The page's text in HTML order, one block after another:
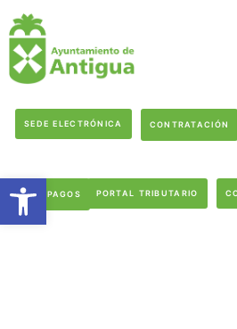
SEDE ELECTRÓNICA CONTRATACIÓN
PAGOS PORTAL TRIBUTARIO
Abrir barra de